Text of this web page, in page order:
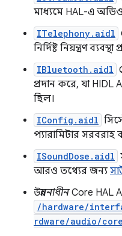
মাধ্যমে HAL-এ অডিও
ITelephony.aidl
নির্দিষ্ট নিয়ন্ত্রণ
IBluetooth.aidl
প্রদান করে, যা HIDL
ছিল।
IConfig.aidl
প্যারামিটার সরবরাহ
ISoundDose.aidl
আরও তথ্যের জন্য
উন্নয়নাধীনCore HAL
/hardware/
rdware/audio/